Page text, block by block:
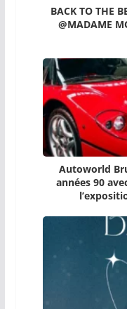
BACK TO THE
@MADAME
Autoworld
années 90